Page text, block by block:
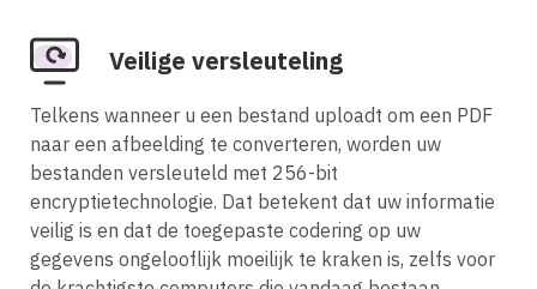
Veilige versleuteling
Telkens wanneer u een bestand uploadt om een PDF
naar een afbeelding te converteren, worden uw
bestanden versleuteld met 256-bit
encryptietechnologie. Dat betekent dat uw informatie
veilig is en dat de toegepaste codering op uw
gegevens ongelooflijk moeilijk te kraken is, zelfs voor